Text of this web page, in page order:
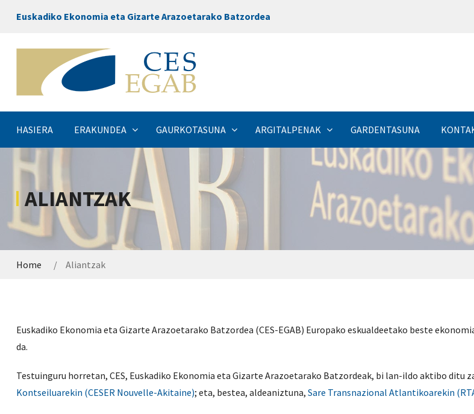
Euskadiko Ekonomia eta Gizarte Arazoetarako Batzordea
HASIERA ERAKUNDEA GAURKOTASUNA ARGITALPENAK GARDENTASUNA
ALIANTZAK
Home Aliantzak
Euskadiko Ekonomia eta Gizarte Arazoetarako Batzordea (CES-EGAB) Europako eskualdeetako beste
da.
Testuinguru horretan, CES, Euskadiko Ekonomia eta Gizarte Arazoetarako Batzordeak, bi lan-ildo aktibo ditu
Kontseiluarekin (CESER Nouvelle-Akitaine); eta, bestea, aldeaniztuna, Sare Transnazional Atlantikoarekin